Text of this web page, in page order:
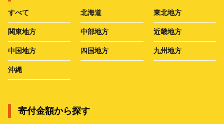
すべて 北海道 東北地方
関東地方 中部地方 近畿地方
中国地方 四国地方 九州地方
沖縄
寄付金額から探す